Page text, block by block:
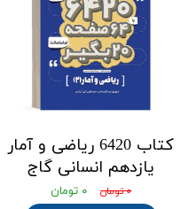
کتاب 6420 ریاضی و آمار
یازدهم انسانی گاج
۰ تومان ۰ تومان